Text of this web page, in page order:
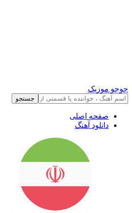
جوجو موزیک
جستجو
صفحه اصلی
دانلود آهنگ